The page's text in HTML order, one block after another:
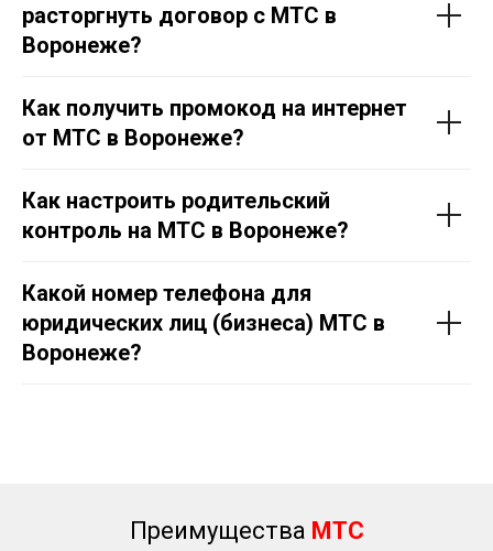
расторгнуть договор с МТС в
Воронеже?
Как получить промокод на интернет
от МТС в Воронеже?
Как настроить родительский
контроль на МТС в Воронеже?
Какой номер телефона для
юридических лиц (бизнеса) МТС в
Воронеже?
Преимущества МТС